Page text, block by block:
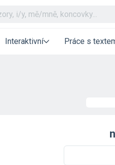
Interaktivní Práce s